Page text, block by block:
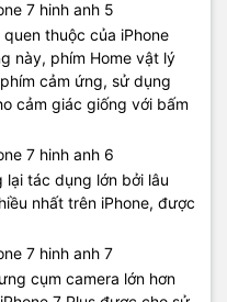
thuộc của iPhone
này, phím Home vật lý
cảm ứng, sử dụng
cảm giác giống với bấm
lại tác dụng lớn bởi lâu
nhất trên iPhone, được
cụm camera lớn hơn